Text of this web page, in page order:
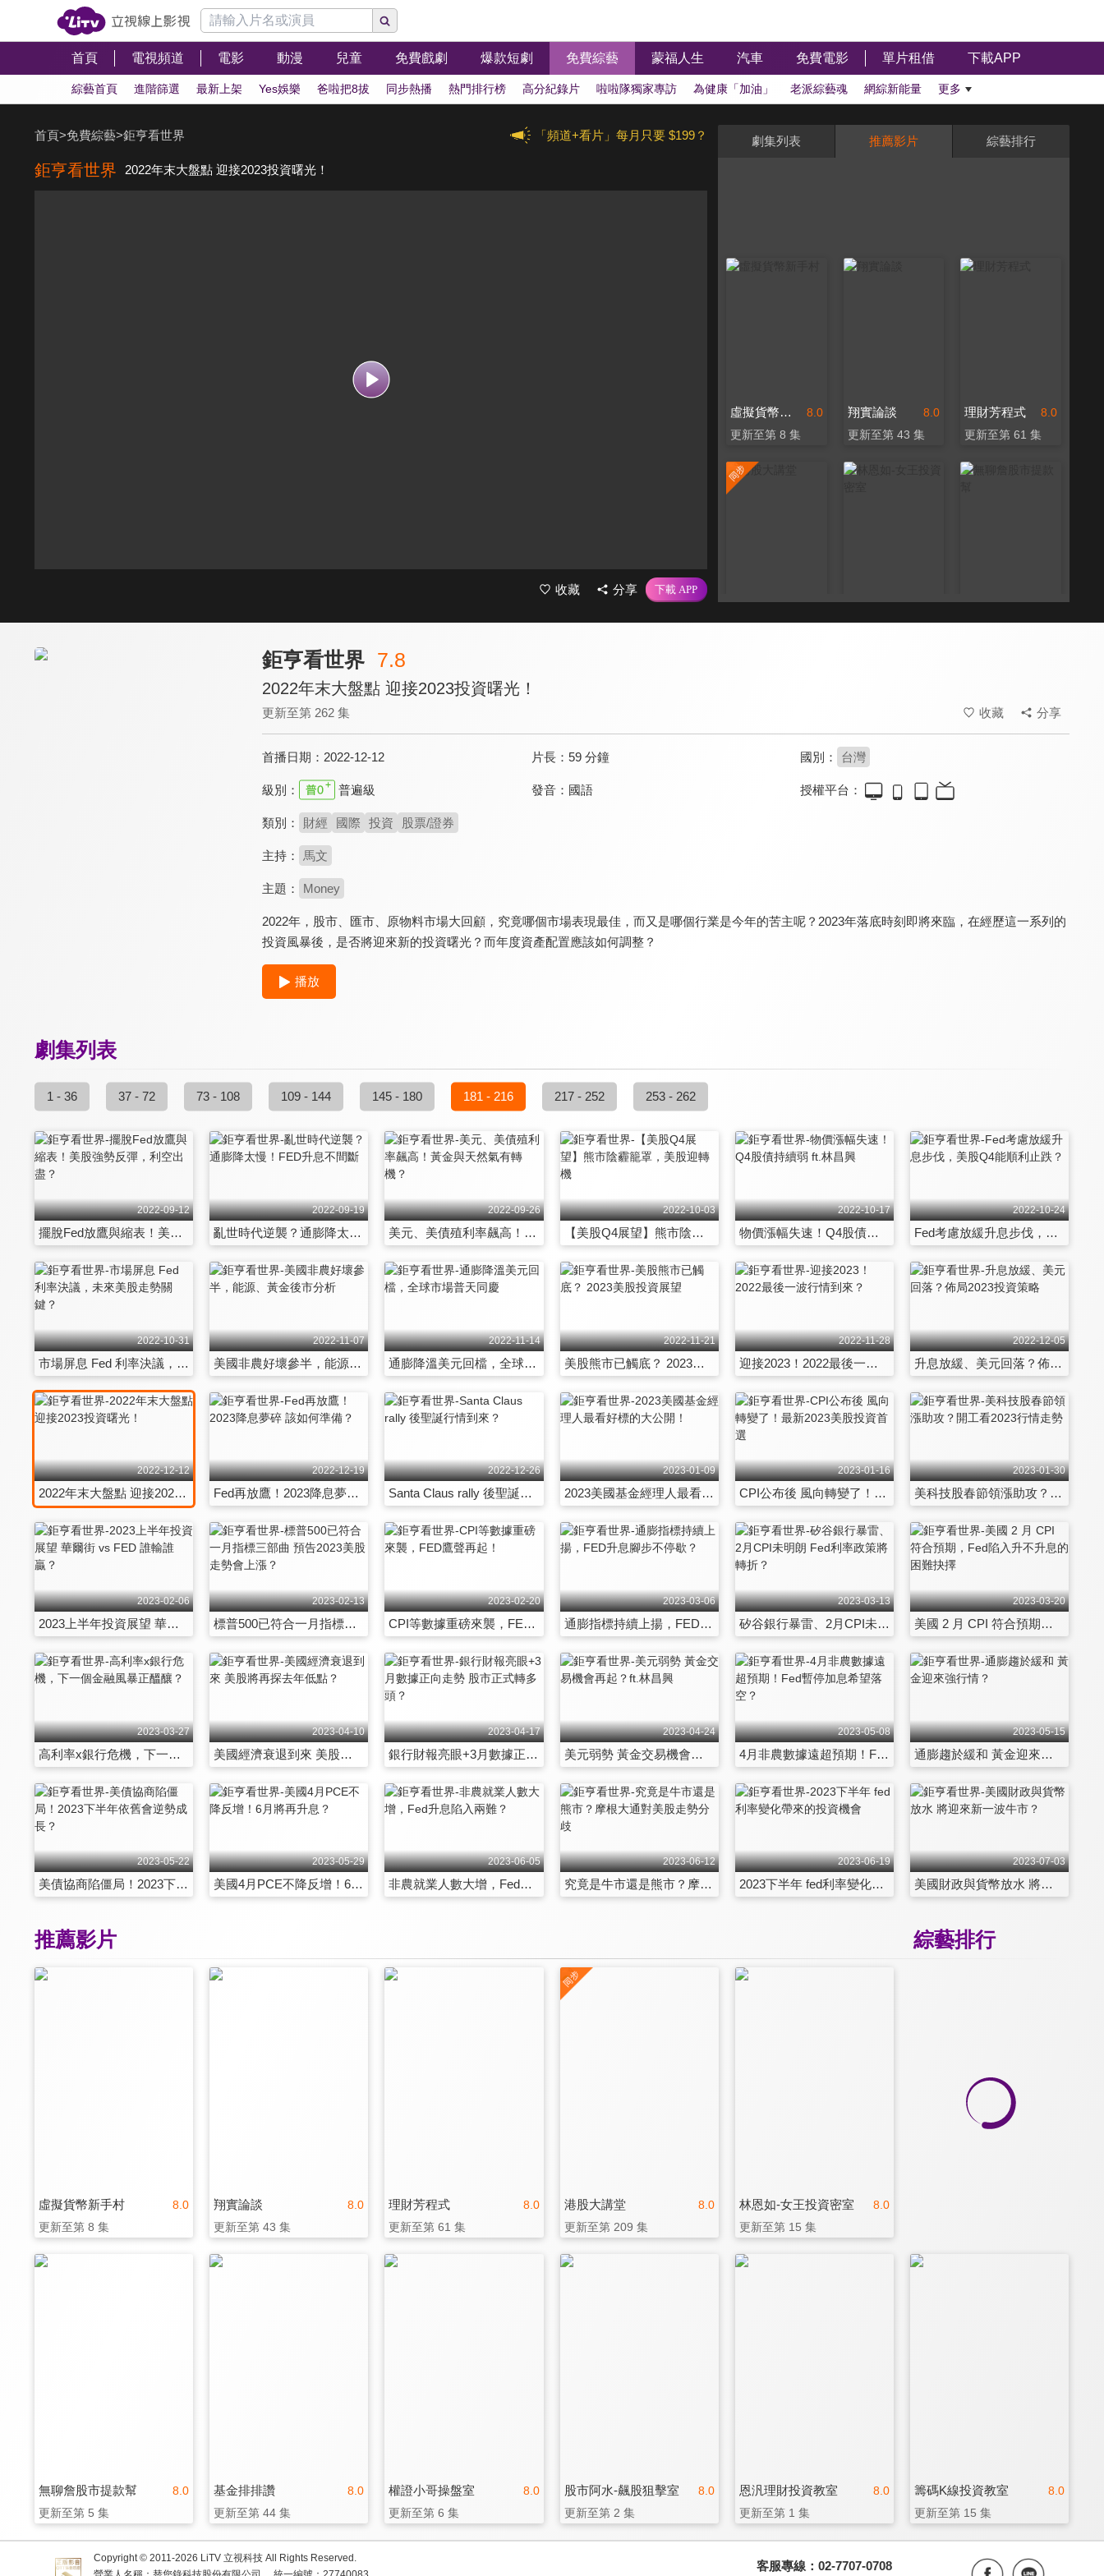
首頁 電視頻道 電影 動漫 兒童 免費戲劇 爆款短劇 免費綜藝 蒙福人生 汽車 免費電影 單片租借 下載APP
綜藝首頁 進階篩選 最新上架 Yes娛樂 爸啦把8拔 同步熱播 熱門排行榜 高分紀錄片 啦啦隊獨家專訪 為健康「加油」 老派綜藝魂 網綜新能量 更多
「頻道+看片」每月只要 $199？
首頁>免費綜藝>鉅亨看世界
鉅亨看世界 2022年末大盤點 迎接2023投資曙光！
收藏 分享
劇集列表 推薦影片 綜藝排行
8.0
虛擬貨幣新手村
更新至第 8 集
8.0
翔實論談
更新至第 43 集
8.0
理財芳程式
更新至第 61 集
鉅亨看世界 7.8
2022年末大盤點 迎接2023投資曙光！
更新至第 262 集 收藏 分享
首播日期： 2022-12-12 片長： 59 分鐘 國別： 台灣
級別： 普遍級 發音： 國語 授權平台：
類別： 財經 國際 投資 股票/證券
主持： 馬文
主題： Money
2022年，股市、匯市、原物料市場大回顧，究竟哪個市場表現最佳，而又是哪個行業是今年的苦主呢？2023年落底時刻即將來臨，在經歷這一系列的
投資風暴後，是否將迎來新的投資曙光？而年度資產配置應該如何調整？
播放
劇集列表
1 - 36 37 - 72 73 - 108 109 - 144 145 - 180 181 - 216 217 - 252 253 - 262
2022-09-12
擺脫Fed放鷹與縮表！美股強勢反彈，利空出盡？
2022-09-19
亂世時代逆襲？通膨降太慢！FED升息不間斷
2022-09-26
美元、美債殖利率飆高！黃金與天然氣有轉機？
2022-10-03
【美股Q4展望】熊市陰霾籠罩，美股迎轉機
2022-10-17
物價漲幅失速！Q4股債持續弱 ft.林昌興
2022-10-24
Fed考慮放緩升息步伐，美股Q4能順利止跌？
2022-10-31
市場屏息 Fed 利率決議，未來美股走勢關鍵？
2022-11-07
美國非農好壞參半，能源、黃金後市分析
2022-11-14
通膨降溫美元回檔，全球市場普天同慶
2022-11-21
美股熊市已觸底？ 2023美股投資展望
2022-11-28
迎接2023！2022最後一波行情到來？
2022-12-05
升息放緩、美元回落？佈局2023投資策略
2022-12-12
2022年末大盤點 迎接2023投資曙光！
2022-12-19
Fed再放鷹！2023降息夢碎 該如何準備？
2022-12-26
Santa Claus rally 後聖誕行情到來？
2023-01-09
2023美國基金經理人最看好標的大公開！
2023-01-16
CPI公布後 風向轉變了！最新2023美股投資首選
2023-01-30
美科技股春節領漲助攻？開工看2023行情走勢
2023-02-06
2023上半年投資展望 華爾街 vs FED 誰輸誰贏？
2023-02-13
標普500已符合一月指標三部曲 預告2023美股走勢會上漲？
2023-02-20
CPI等數據重磅來襲，FED鷹聲再起！
2023-03-06
通膨指標持續上揚，FED升息腳步不停歇？
2023-03-13
矽谷銀行暴雷、2月CPI未明朗 Fed利率政策將轉折？
2023-03-20
美國 2 月 CPI 符合預期，Fed陷入升不升息的困難抉擇
2023-03-27
高利率x銀行危機，下一個金融風暴正醞釀？
2023-04-10
美國經濟衰退到來 美股將再探去年低點？
2023-04-17
銀行財報亮眼+3月數據正向走勢 股市正式轉多頭？
2023-04-24
美元弱勢 黃金交易機會再起？ft.林昌興
2023-05-08
4月非農數據遠超預期！Fed暫停加息希望落空？
2023-05-15
通膨趨於緩和 黃金迎來強行情？
2023-05-22
美債協商陷僵局！2023下半年依舊會逆勢成長？
2023-05-29
美國4月PCE不降反增！6月將再升息？
2023-06-05
非農就業人數大增，Fed升息陷入兩難？
2023-06-12
究竟是牛市還是熊市？摩根大通對美股走勢分歧
2023-06-19
2023下半年 fed利率變化帶來的投資機會
2023-07-03
美國財政與貨幣放水 將迎來新一波牛市？
綜藝排行
推薦影片
8.0
虛擬貨幣新手村
更新至第 8 集
8.0
翔實論談
更新至第 43 集
8.0
理財芳程式
更新至第 61 集
8.0
港股大講堂
更新至第 209 集
8.0
林恩如-女王投資密室
更新至第 15 集
8.0
無聊詹股市提款幫
更新至第 5 集
8.0
基金排排讚
更新至第 44 集
8.0
權證小哥操盤室
更新至第 6 集
8.0
股市阿水-飆股狙擊室
更新至第 2 集
8.0
恩汎理財投資教室
更新至第 1 集
8.0
籌碼K線投資教室
更新至第 15 集
Copyright © 2011-2026 LiTV 立視科技 All Rights Reserved.
客服專線：02-7707-0708